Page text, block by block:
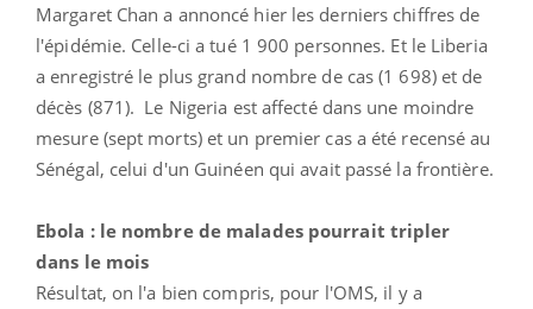
Margaret Chan a annoncé hier les derniers chiffres de
l'épidémie. Celle-ci a tué 1 900 personnes. Et le Liberia
a enregistré le plus grand nombre de cas (1 698) et de
décès (871). Le Nigeria est affecté dans une moindre
mesure (sept morts) et un premier cas a été recensé au
Sénégal, celui d'un Guinéen qui avait passé la frontière.
Ebola : le nombre de malades pourrait tripler
dans le mois
Résultat, on l'a bien compris, pour l'OMS, il y a